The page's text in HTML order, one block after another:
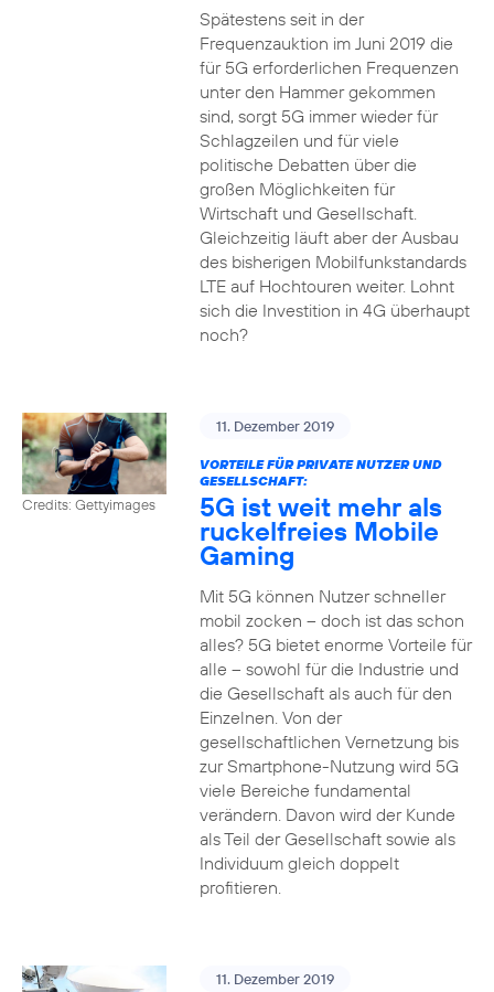
Spätestens seit in der
Frequenzauktion im Juni 2019 die
für 5G erforderlichen Frequenzen
unter den Hammer gekommen
sind, sorgt 5G immer wieder für
Schlagzeilen und für viele
politische Debatten über die
großen Möglichkeiten für
Wirtschaft und Gesellschaft.
Gleichzeitig läuft aber der Ausbau
des bisherigen Mobilfunkstandards
LTE auf Hochtouren weiter. Lohnt
sich die Investition in 4G überhaupt
noch?
Credits: Gettyimages
11. Dezember 2019
VORTEILE FÜR PRIVATE NUTZER UND
GESELLSCHAFT:
5G ist weit mehr als
ruckelfreies Mobile
Gaming
Mit 5G können Nutzer schneller
mobil zocken – doch ist das schon
alles? 5G bietet enorme Vorteile für
alle – sowohl für die Industrie und
die Gesellschaft als auch für den
Einzelnen. Von der
gesellschaftlichen Vernetzung bis
zur Smartphone-Nutzung wird 5G
viele Bereiche fundamental
verändern. Davon wird der Kunde
als Teil der Gesellschaft sowie als
Individuum gleich doppelt
profitieren.
11. Dezember 2019